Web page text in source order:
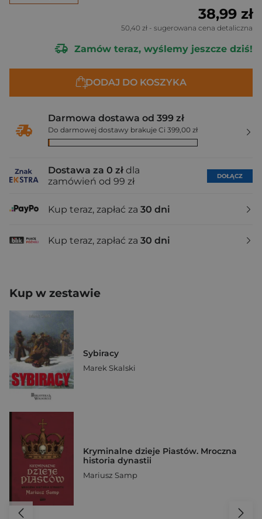
38,99 zł
50,40 zł - sugerowana cena detaliczna
Zamów teraz, wyślemy jeszcze dziś!
DODAJ DO KOSZYKA
Darmowa dostawa od 399 zł
Do darmowej dostawy brakuje Ci 399,00 zł
Dostawa za 0 zł dla
zamówień od 99 zł
DOŁĄCZ
Kup teraz, zapłać za 30 dni
Kup teraz, zapłać za 30 dni
Kup w zestawie
Sybiracy
Marek Skalski
Kryminalne dzieje Piastów. Mroczna
historia dynastii
Mariusz Samp